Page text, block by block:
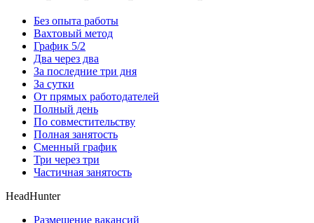
Без опыта работы
Вахтовый метод
График 5/2
Два через два
За последние три дня
За сутки
От прямых работодателей
Полный день
По совместительству
Полная занятость
Сменный график
Три через три
Частичная занятость
HeadHunter
Размещение вакансий